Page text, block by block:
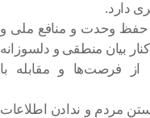
دارد.
حفظ وحدت و منافع ملی و
بیان منطقی و دلسوزانه
از فرصت‌ها و مقابله با
مردم و ندادن اطلاعات